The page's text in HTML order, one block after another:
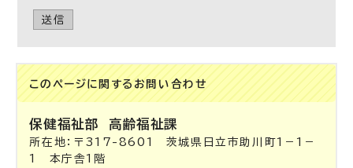
送信
このページに関する お問い合わせ
保健福祉部 高齢福祉課
所在地：〒317-8601 茨城県日立市助川町1－1－
1 本庁舎1階